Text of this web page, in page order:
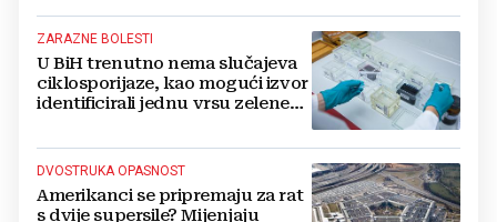
ZARAZNE BOLESTI
U BiH trenutno nema slučajeva
ciklosporijaze, kao mogući izvor
identificirali jednu vrsu zelene
DVOSTRUKA OPASNOST
Amerikanci se pripremaju za rat
s dvije supersile? Mijenjaju